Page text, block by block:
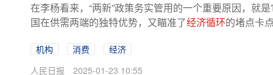
在李杨看来，“两新”政策务实管用的一个重要原因，就
国在供需两端的独特优势，又瞄准了经济循环的堵点卡
机构 消费
经济
人民日报
2025-01-23 10:55